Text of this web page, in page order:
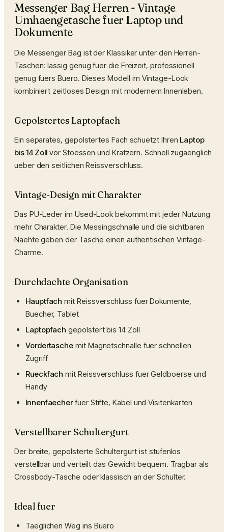
Messenger Bag Herren - Vintage
Umhaengetasche fuer Laptop und
Dokumente
Die Messenger Bag ist der Klassiker unter den Herren-
Taschen: lassig genug fuer die Freizeit, professionell
genug fuers Buero. Dieses Modell im Vintage-Look
kombiniert zeitloses Design mit modernem Innenleben.
Gepolstertes Laptopfach
Ein separates, gepolstertes Fach schuetzt Ihren Laptop
bis 14 Zoll vor Stoessen und Kratzern. Schnell zugaenglich
ueber den seitlichen Reissverschluss.
Vintage-Design mit Charakter
Das PU-Leder im Used-Look bekommt mit jeder Nutzung
mehr Charakter. Die Messingschnalle und die sichtbaren
Naehte geben der Tasche einen authentischen Vintage-
Charme.
Durchdachte Organisation
Hauptfach mit Reissverschluss fuer Dokumente,
Buecher, Tablet
Laptopfach gepolstert bis 14 Zoll
Vordertasche mit Magnetschnalle fuer schnellen
Zugriff
Rueckfach mit Reissverschluss fuer Geldboerse und
Handy
Innenfaecherfuer Stifte, Kabel und Visitenkarten
Verstellbarer Schultergurt
Der breite, gepolsterte Schultergurt ist stufenlos
verstellbar und verteilt das Gewicht bequem. Tragbar als
Crossbody-Tasche oder klassisch an der Schulter.
Ideal fuer
Taeglichen Weg ins Buero